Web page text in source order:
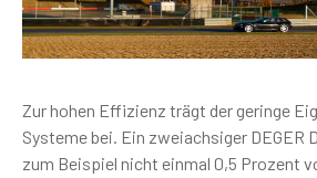
Zur hohen Effizienz trägt der geringe
Systeme bei. Ein zweiachsiger DEGER
zum Beispiel nicht einmal 0,5 Prozent